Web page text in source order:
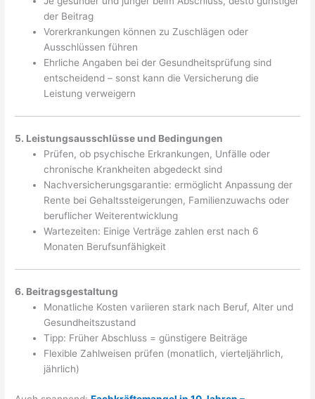
der Beitrag
Vorerkrankungen können zu Zuschlägen oder
Ausschlüssen führen
Ehrliche Angaben bei der Gesundheitsprüfung sind
entscheidend – sonst kann die Versicherung die
Leistung verweigern
5. Leistungsausschlüsse und Bedingungen
Prüfen, ob psychische Erkrankungen, Unfälle oder
chronische Krankheiten abgedeckt sind
Nachversicherungsgarantie: ermöglicht Anpassung der
Rente bei Gehaltssteigerungen, Familienzuwachs oder
beruflicher Weiterentwicklung
Wartezeiten: Einige Verträge zahlen erst nach 6
Monaten Berufsunfähigkeit
6. Beitragsgestaltung
Monatliche Kosten variieren stark nach Beruf, Alter und
Gesundheitszustand
Tipp: Früher Abschluss = günstigere Beiträge
Flexible Zahlweisen prüfen (monatlich, vierteljährlich,
jährlich)